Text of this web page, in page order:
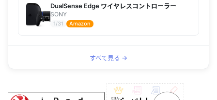
DualSense Edge ワイヤレスコントローラー
SONY
1/31 Amazon
すべて見る →